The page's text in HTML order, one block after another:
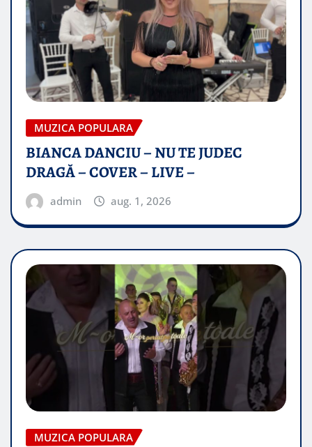
MUZICA POPULARA
BIANCA DANCIU – NU TE JUDEC
DRAGĂ – COVER – LIVE –
admin aug. 1, 2026
MUZICA POPULARA